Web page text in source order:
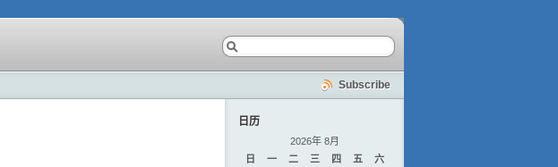
Subscribe
日历
2026年 8月
日
一 二 三 四 五
六